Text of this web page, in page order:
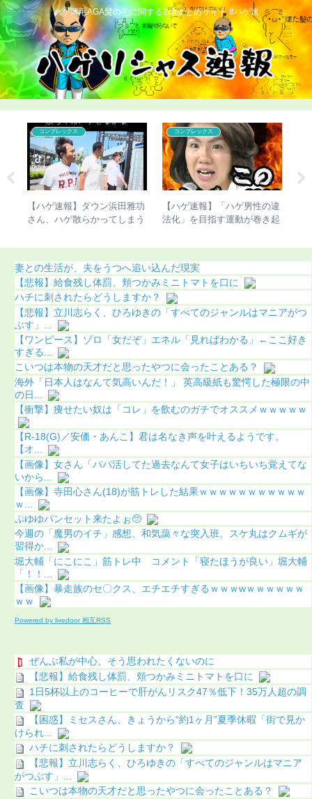
ハゲ薄毛AGA髪の毛に関する2chまとめサイト #ハゲ速
こどおじ・ニート
【ハゲ速報】かまいたち濱
家、ナチュラルにハゲる（画
コンプレックス
「ハゲだ」「ハゲみっけ」
「見られてるとも知らずにハ
妻との生活が、夫をうつへ追い込んだ現実
【悲報】給食残し体罰、頬つかみミニトマトを口に
ハチに刺されたらどうしますか？
【悲報】立川志らく、ひろゆきの「すべてのジャンルはマニアがつ
ぶす」...
【ワンピース】ゾロ「女だぞ」エネル「見ればわかる」←ここ好き
すぎる...
こいつは本物の天才だと思ったやつに会ったことある？
海外「日本人はなんて気高いんだ！」 英高級紙も驚愕した極限の中
の日...
【衝撃】痩せたい奴は「コレ」を飲むのガチでオススメｗｗｗｗｗ
【R-18(G)／安価・あんこ】君は名なき声を叶えるようです。
【オ...
【画像】女さん「パパ活してた過去なんて女子はいちいち覚えてな
いから...
【画像】寺田心さん(18)が筋トレした結果ｗｗｗｗｗｗｗｗｗｗｗ
ｗ...
ぷゆゆパンセット来たよぉ🥺
今週の「魔男のイチ」感想、和気藹々な突入班。スケ丸はクムギが
習得か...
堀大輔「にこにこ」筋トレ中 コメント「寝たほうが良い」堀大輔
「！！...
【画像】暴走族のセ〇クス、エチエチすぎるｗｗｗwｗｗｗｗｗｗ
ｗｗ
Powered by livedoor 相互RSS
ぜんぶ私が中心、そう思われたくないのに
【悲報】給食残し体罰、頬つかみミニトマトを口に
1日5杯以上のコーヒーで肝がんリスク47％低下！35万人超の調
査
【困惑】ミセスさん、きょうから“約1ヶ月”夏季休暇「街で見か
けられ...
ハチに刺されたらどうしますか？
【悲報】立川志らく、ひろゆきの「すべてのジャンルはマニア
がつぶす」...
こいつは本物の天才だと思ったやつに会ったことある？